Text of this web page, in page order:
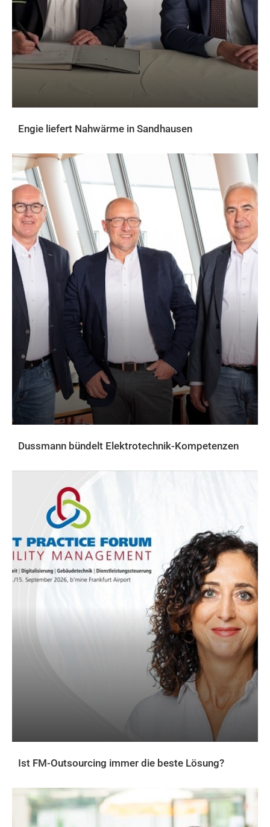
Engie liefert Nahwärme in Sandhausen
Dussmann bündelt Elektrotechnik-Kompetenzen
Ist FM-Outsourcing immer die beste Lösung?